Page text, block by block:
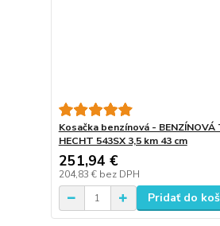
Kosačka benzínová - BENZÍNOVÁ
HECHT 543SX 3,5 km 43 cm
251,94 €
204,83 € bez DPH
Pridať do